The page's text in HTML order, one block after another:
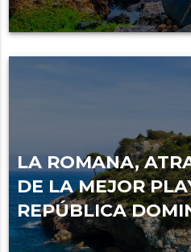
LA ROMANA,
DE LA MEJOR
REPÚBLICA